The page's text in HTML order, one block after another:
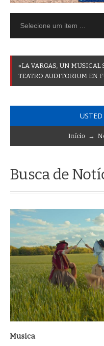
«LA VARGAS UN MUSICAL
TEATRO AUDITORIUM EN F
Início →
Busca de
Musica